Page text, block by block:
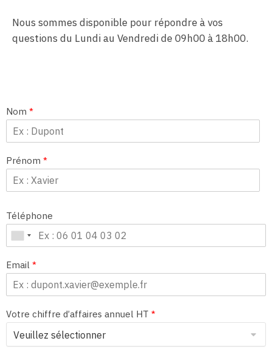
Nous sommes disponible pour répondre à vos
questions du Lundi au Vendredi de 09h00 à 18h00.
Nom *
Prénom *
Téléphone
Email *
Votre chiffre d’affaires annuel HT *